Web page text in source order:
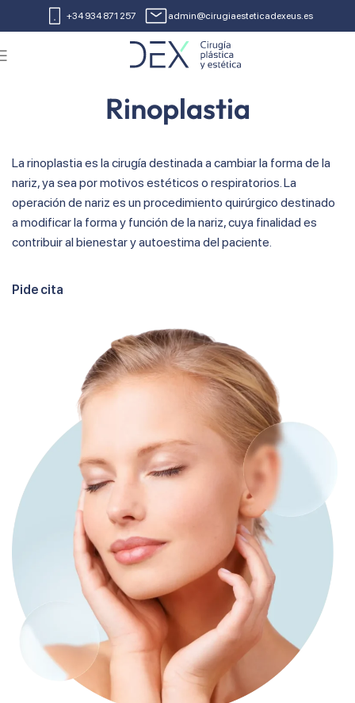
+34 934 871 257 admin@cirugiaesteticadexeus.es
Rinoplastia
La rinoplastia es la cirugía destinada a cambiar la forma de la
nariz, ya sea por motivos estéticos o respiratorios. La
operación de nariz es un procedimiento quirúrgico destinado
a modificar la forma y función de la nariz, cuya finalidad es
contribuir al bienestar y autoestima del paciente.
Pide cita